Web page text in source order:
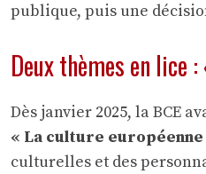
publique, puis une
Deux thèmes en lice
Dès janvier 2025, la BCE
« La culture européenne
culturelles et des